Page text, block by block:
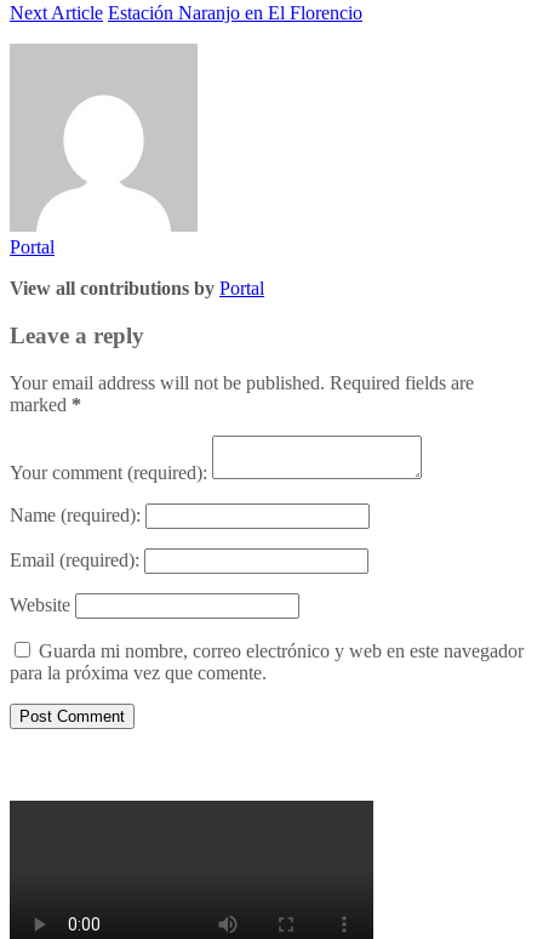
Next Article Estación Naranjo en El Florencio
Portal
View all contributions by Portal
Leave a reply
Your email address will not be published. Required fields are
marked *
Your comment (required):
Name (required):
Email (required):
Website
Guarda mi nombre, correo electrónico y web en este navegador
para la próxima vez que comente.